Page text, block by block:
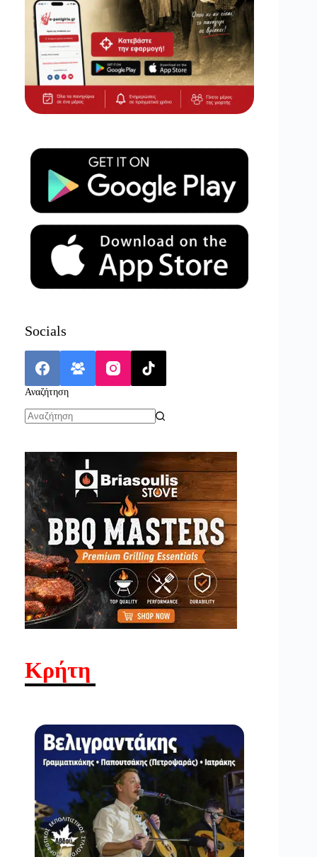
Socials
Αναζήτηση
Κρήτη